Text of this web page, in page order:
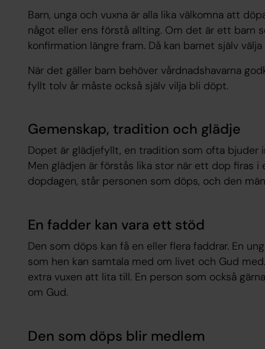
Barn, unga och vuxna är alla lika välkomna att
något eller ens förstå allting. Om det är ett barn
konfirmation längre fram. Då kan barnet själv
När det gäller barn behöver vårdnadshavarna
fyllt tolv år måste också själv vilja bli döpt.
Gemenskap, tradition och glädje
Dopet är glädjefyllt, en tradition som ofta bjuder
Men glädjen är förstås lika stor när ett dop firas i
dopdagen, står personen som döps, och den
En fadder kan vara ett stöd
Den som döps kan få en eller flera faddrar. En
som hen kan samtala med om livet och Gud
extra vuxen att lita till. En person som också
om Gud.
Den som döps blir medlem